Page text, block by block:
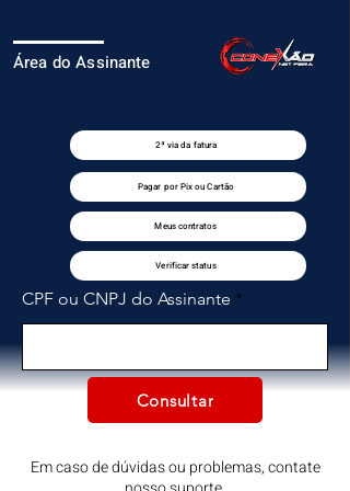
Área do Assinante
2ª via da fatura
Pagar por Pix ou Cartão
Meus contratos
Verificar status
CPF ou CNPJ do Assinante
Consultar
Em caso de dúvidas ou problemas, contate